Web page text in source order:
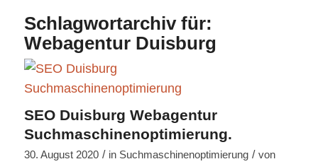
Schlagwortarchiv für:
Webagentur Duisburg
SEO Duisburg Webagentur
Suchmaschinenoptimierung.
30. August 2020 / in Suchmaschinenoptimierung / von